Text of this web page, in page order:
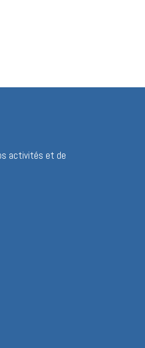
activités et de